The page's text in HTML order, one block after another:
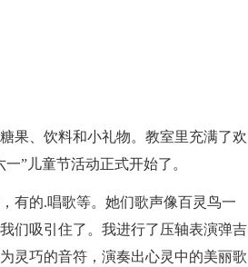
果、饮料和小礼物。教室里充满了欢
”儿童节活动正式开始了。
有的.唱歌等。她们歌声像百灵鸟一
们吸引住了。我进行了压轴表演弹吉
灵巧的音符，演奏出心灵中的美丽歌